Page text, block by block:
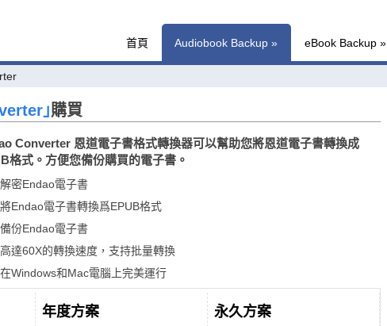
首頁 Audiobook Backup » eBook Backup»
｣購買
Converter 恩道電子書格式轉換器可以幫助您將恩道電子書轉換成
格式。方便您備份購買的電子書。
解密Endao電子書
將Endao電子書轉換爲EPUB格式
備份Endao電子書
高達60X的轉換速度，支持批量轉換
在Windows和Mac電腦上完美運行
年度方案
永久方案